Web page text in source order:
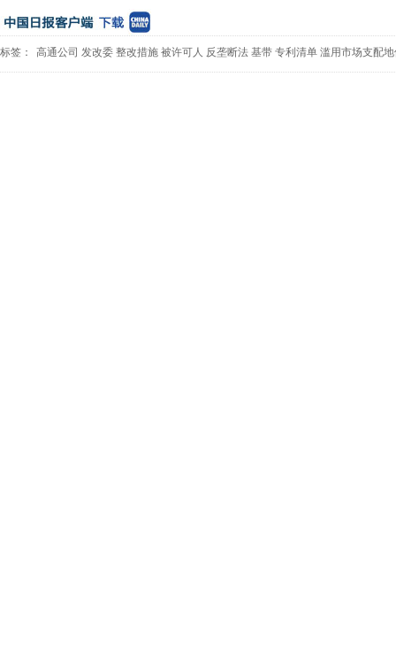
标签： 高通公司 发改委 整改措施 被许可人 反垄断法 基带 专利清单 滥用市场支配